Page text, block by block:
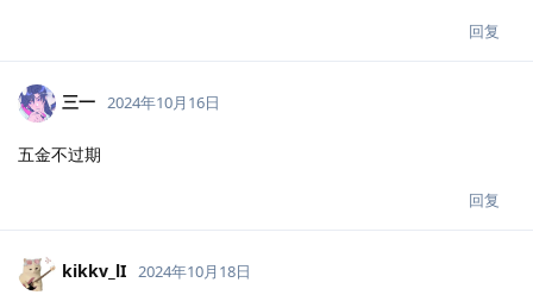
回复
三一 2024年10月16日
五金不过期
回复
kikkv_lI 2024年10月18日